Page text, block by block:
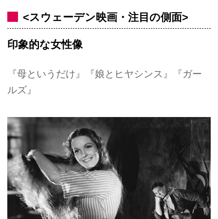
<スウェーデン映画・注目の側面>
印象的な女性像
『母というだけ』『娘とヒヤシンス』『ガー
ルズ』